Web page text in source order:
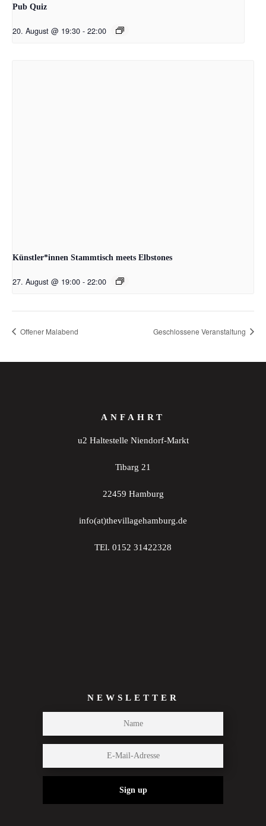
Pub Quiz
20. August @ 19:30 - 22:00
Künstler*innen Stammtisch meets Elbstones
27. August @ 19:00 - 22:00
Offener Malabend Geschlossene Veranstaltung
ANFAHRT
u2 Haltestelle Niendorf-Markt
Tibarg 21
22459 Hamburg
info(at)thevillagehamburg.de
TEl. 0152 31422328
NEWSLETTER
Sign up